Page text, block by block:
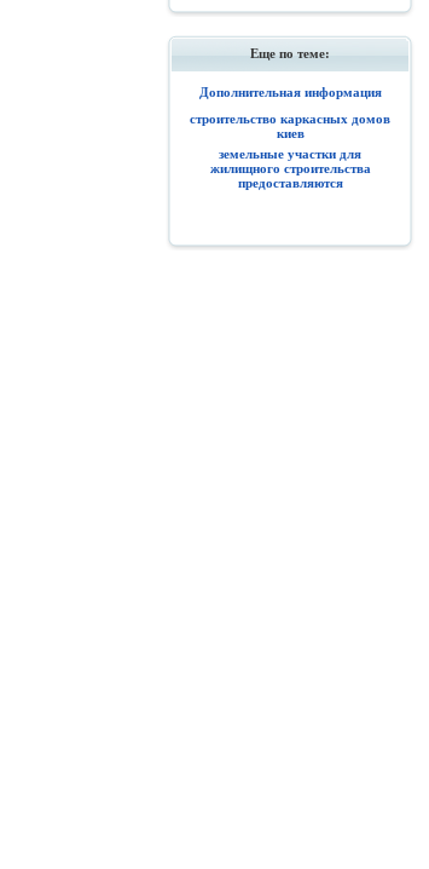
Еще по теме:
Дополнительная информация
строительство каркасных домов
киев
земельные участки для
жилищного строительства
предоставляются